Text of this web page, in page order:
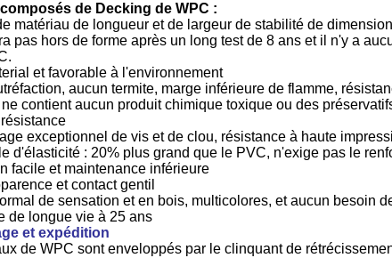
de Decking de WPC :
matériau de longueur et de largeur de stabilité de dimension
pas hors de forme après un long test de 8 ans et il n'y a
et favorable à l'environnement
aucun termite, marge inférieure de flamme,
contient aucun produit chimique toxique ou des
exceptionnel de vis et de clou, résistance à haute
d'élasticité : 20% plus grand que le PVC, n'exige pas le
facile et maintenance inférieure
et contact gentil
de sensation et en bois, multicolores, et aucun besoin
de longue vie à 25 ans
et expédition
de WPC sont enveloppés par le clinquant de